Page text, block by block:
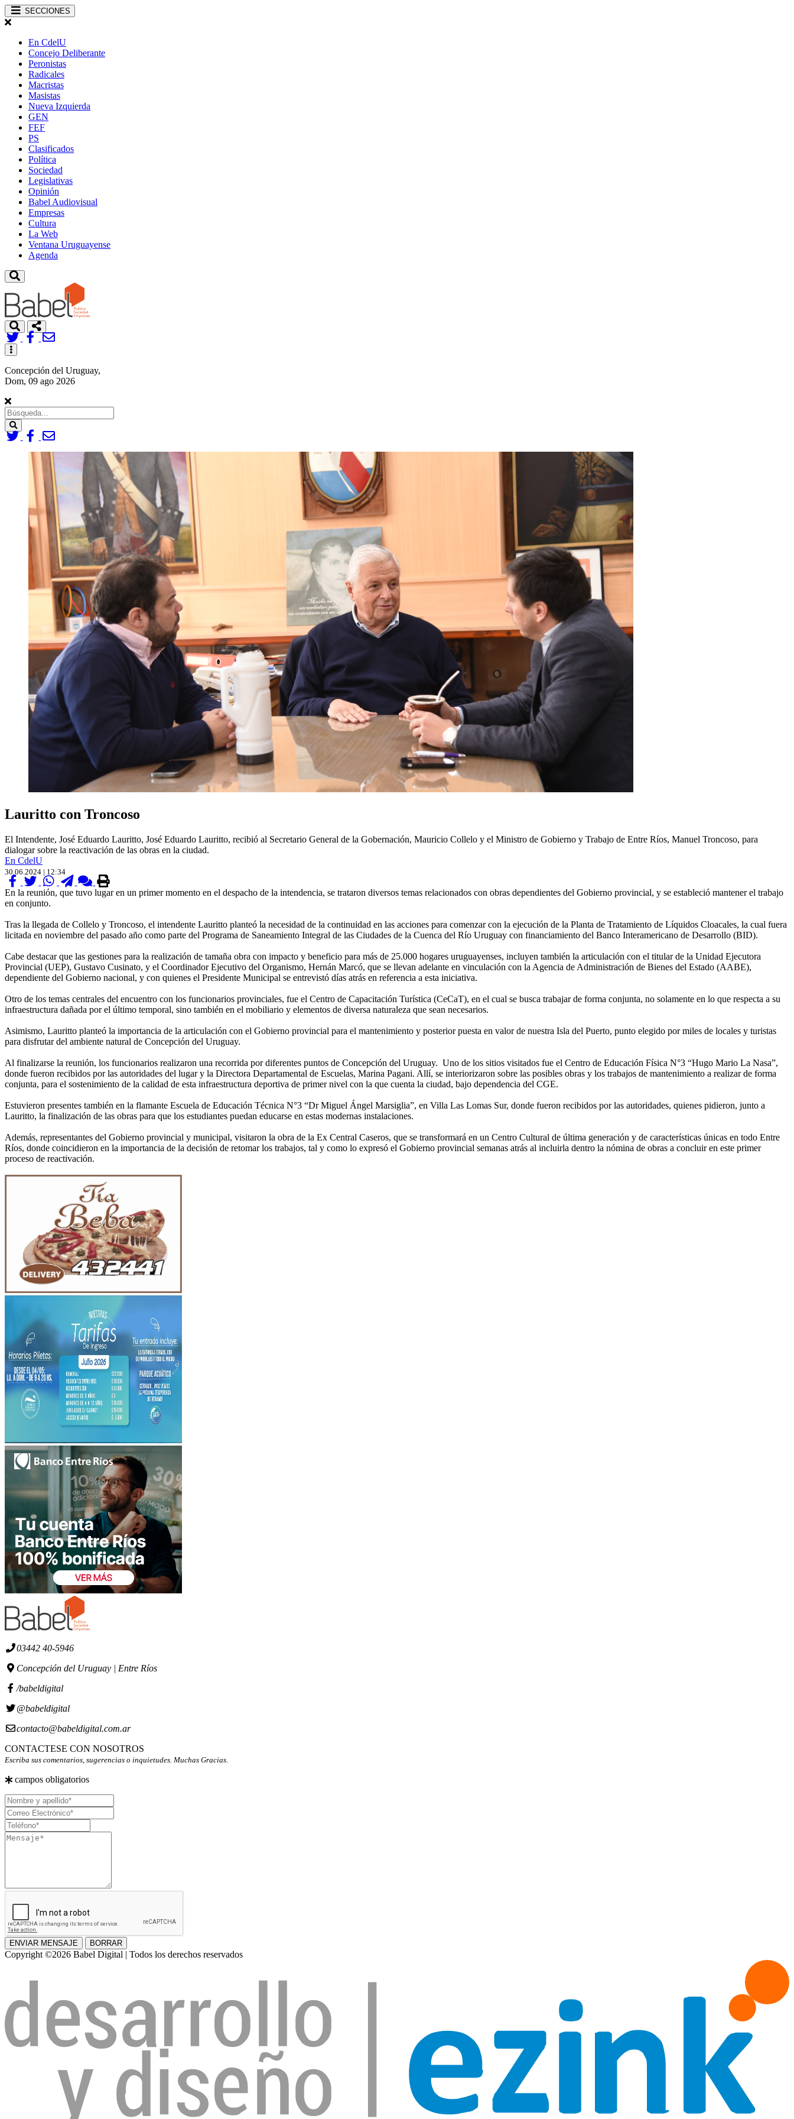
SECCIONES
En CdelU
Concejo Deliberante
Peronistas
Radicales
Macristas
Masistas
Nueva Izquierda
GEN
FEF
PS
Clasificados
Política
Sociedad
Legislativas
Opinión
Babel Audiovisual
Empresas
Cultura
La Web
Ventana Uruguayense
Agenda
Toggle
navigation
Concepción del Uruguay,
Dom, 09 ago 2026
Search
Lauritto con Troncoso
El Intendente, José Eduardo Lauritto, José Eduardo Lauritto, recibió al Secretario General de la Gobernación, Mauricio Collelo y el Ministro de Gobierno y Trabajo de Entre Ríos, Manuel Troncoso, para
dialogar sobre la reactivación de las obras en la ciudad.
En CdelU
30.06.2024 | 12:34
En la reunión, que tuvo lugar en un primer momento en el despacho de la intendencia, se trataron diversos temas relacionados con obras dependientes del Gobierno provincial, y se estableció mantener el trabajo
en conjunto.
Tras la llegada de Collelo y Troncoso, el intendente Lauritto planteó la necesidad de la continuidad en las acciones para comenzar con la ejecución de la Planta de Tratamiento de Líquidos Cloacales, la cual fuera
licitada en noviembre del pasado año como parte del Programa de Saneamiento Integral de las Ciudades de la Cuenca del Río Uruguay con financiamiento del Banco Interamericano de Desarrollo (BID).
Cabe destacar que las gestiones para la realización de tamaña obra con impacto y beneficio para más de 25.000 hogares uruguayenses, incluyen también la articulación con el titular de la Unidad Ejecutora
Provincial (UEP), Gustavo Cusinato, y el Coordinador Ejecutivo del Organismo, Hernán Marcó, que se llevan adelante en vinculación con la Agencia de Administración de Bienes del Estado (AABE),
dependiente del Gobierno nacional, y con quienes el Presidente Municipal se entrevistó días atrás en referencia a esta iniciativa.
Otro de los temas centrales del encuentro con los funcionarios provinciales, fue el Centro de Capacitación Turística (CeCaT), en el cual se busca trabajar de forma conjunta, no solamente en lo que respecta a su
infraestructura dañada por el último temporal, sino también en el mobiliario y elementos de diversa naturaleza que sean necesarios.
Asimismo, Lauritto planteó la importancia de la articulación con el Gobierno provincial para el mantenimiento y posterior puesta en valor de nuestra Isla del Puerto, punto elegido por miles de locales y turistas
para disfrutar del ambiente natural de Concepción del Uruguay.
Al finalizarse la reunión, los funcionarios realizaron una recorrida por diferentes puntos de Concepción del Uruguay. Uno de los sitios visitados fue el Centro de Educación Física N°3 “Hugo Mario La Nasa”,
donde fueron recibidos por las autoridades del lugar y la Directora Departamental de Escuelas, Marina Pagani. Allí, se interiorizaron sobre las posibles obras y los trabajos de mantenimiento a realizar de forma
conjunta, para el sostenimiento de la calidad de esta infraestructura deportiva de primer nivel con la que cuenta la ciudad, bajo dependencia del CGE.
Estuvieron presentes también en la flamante Escuela de Educación Técnica N°3 “Dr Miguel Ángel Marsiglia”, en Villa Las Lomas Sur, donde fueron recibidos por las autoridades, quienes pidieron, junto a
Lauritto, la finalización de las obras para que los estudiantes puedan educarse en estas modernas instalaciones.
Además, representantes del Gobierno provincial y municipal, visitaron la obra de la Ex Central Caseros, que se transformará en un Centro Cultural de última generación y de características únicas en todo Entre
Ríos, donde coincidieron en la importancia de la decisión de retomar los trabajos, tal y como lo expresó el Gobierno provincial semanas atrás al incluirla dentro la nómina de obras a concluir en este primer
proceso de reactivación.
03442 40-5946
Concepción del Uruguay | Entre Ríos
/babeldigital
@babeldigital
contacto@babeldigital.com.ar
CONTACTESE CON NOSOTROS
Escriba sus comentarios, sugerencias o inquietudes. Muchas Gracias.
campos obligatorios
Nombre
y
apellido
Correo
Electrónico
Teléfono
Mensaje
ENVIAR MENSAJE BORRAR
Copyright ©2026 Babel Digital | Todos los derechos reservados